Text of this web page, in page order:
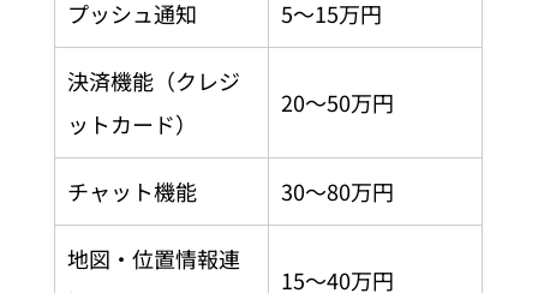
プッシュ通知 5〜15万円
決済機能（クレジ
ットカード）
20〜50万円
チャット機能 30〜80万円
地図・位置情報連
15〜40万円